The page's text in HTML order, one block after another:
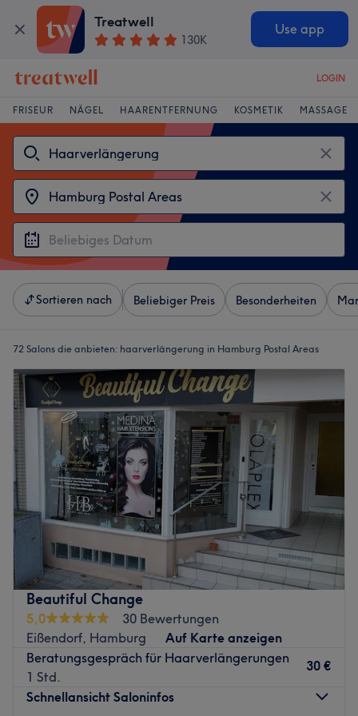
Treatwell
130K
Use app
LOGIN
FRISEUR NÄGEL HAARENTFERNUNG KOSMETIK MASSAGE
Sortieren nach Beliebiger Preis Besonderheiten
72 Salons die anbieten: haarverlängerung in Hamburg Postal Areas
Beautiful Change
5,0
30 Bewertungen
Eißendorf, Hamburg
Auf Karte anzeigen
Beratungsgespräch für Haarverlängerungen
1 Std.
30 €
Schnellansicht Saloninfos